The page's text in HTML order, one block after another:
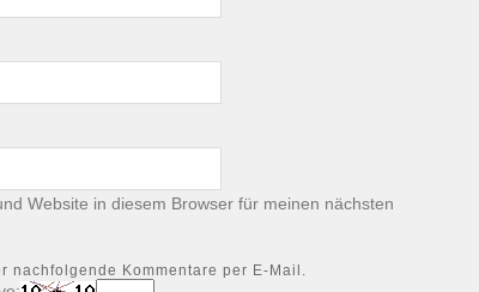
Website in diesem Browser für meinen nächsten
nachfolgende Kommentare per E-Mail.